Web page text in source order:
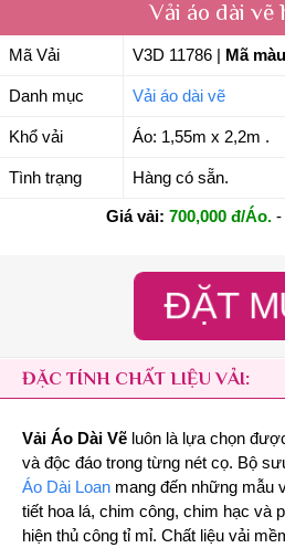
Vải áo dài vẽ
Mã Vải V3D 11786 Mã
Danh mục Vải áo dài vẽ
Khổ vải Áo: 1,55m x 2,2m .
Tình trạng Hàng có sẵn.
Giá vải: 700,000 đ/Áo. -
ĐẶT
ĐẶC TÍNH CHẤT LIỆU VẢI:
Vải Áo Dài Vẽ luôn là lựa chọn
và độc đáo trong từng nét cọ. Bộ
Áo Dài Loan mang đến những mẫu
tiết hoa lá, chim công, chim hạc và
hiện thủ công tỉ mỉ. Chất liệu vải